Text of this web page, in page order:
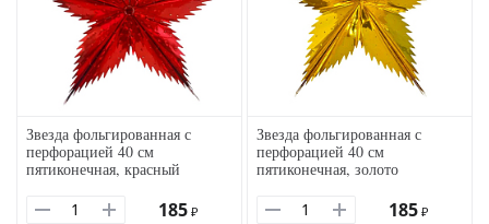
Звезда фольгированная с
перфорацией 40 см
пятиконечная, красный
185 ₽
Звезда фольгированная с
перфорацией 40 см
пятиконечная, золото
185 ₽